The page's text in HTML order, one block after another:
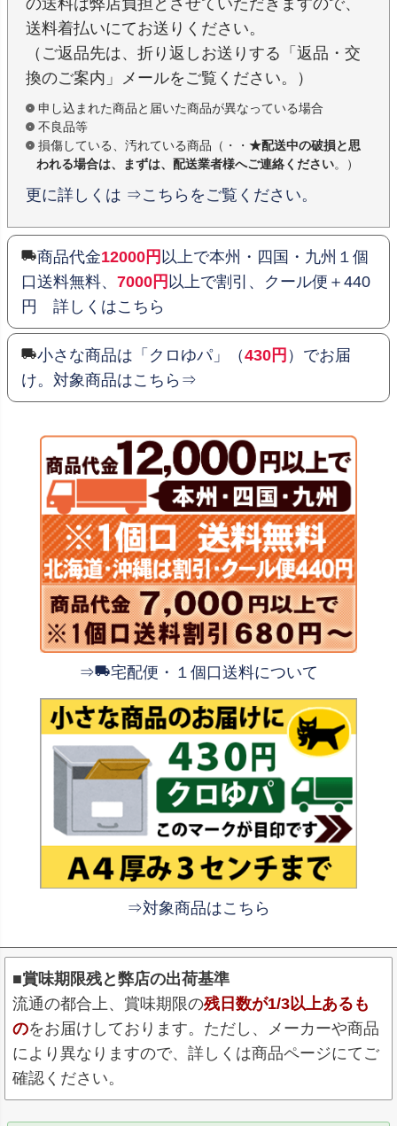
の送料は弊店負担とさせていただきますので、
送料着払いにてお送りください。
（ご返品先は、折り返しお送りする「返品・交
換のご案内」メールをご覧ください。）
申し込まれた商品と届いた商品が異なっている場合
不良品等
損傷している、汚れている商品（・・ ★配送中の破損と思
われる場合は、まずは、配送業者様へご連絡ください。）
更に詳しくは ⇒こちらをご覧ください。
商品代金12000円 以上で本州・四国・九州１個
口送料無料、 7000円 以上で割引、クール便＋440
円 詳しくはこちら
小さな商品は「クロゆパ」（430円 ）でお届
け。対象商品はこちら⇒
⇒ 宅配便・１個口送料について
⇒対象商品はこちら
■賞味期限残と弊店の出荷基準
流通の都合上、賞味期限の残日数が1/3以上あるも
のをお届けしております。ただし、メーカーや商品
により異なりますので、詳しくは商品ページにてご
確認ください。